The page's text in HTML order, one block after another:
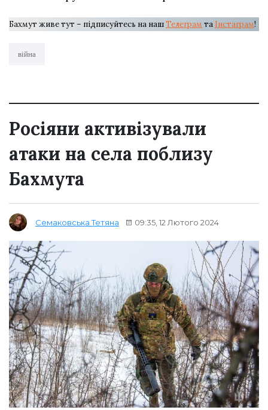
Бахмут живе тут – підписуйтесь на нашТелеграм та Інстаграм!
війна
Росіяни активізували
атаки на села поблизу
Бахмута
Семаковська Тетяна 09:35, 12 Лютого 2024